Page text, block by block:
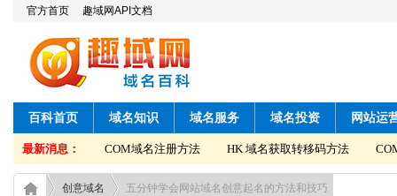
官方首页 趣域网API文档
百科首页 域名知识 域名服务 域名投资 网站运
最新消息：
转移码方法 COM域名注册方法 HK 域名获取转移码方法
创意域名 五分钟学会网站域名创意起名的方法和技巧